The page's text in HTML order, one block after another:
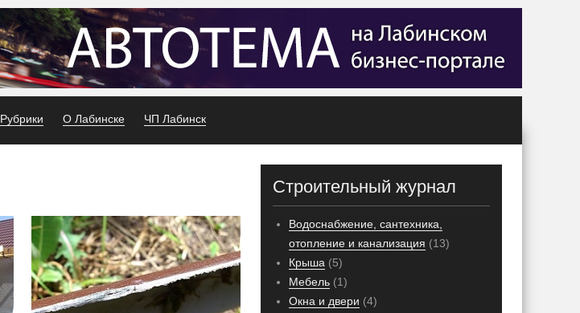
Рубрики О Лабинске ЧП Лабинск
Строительный журнал
Водоснабжение, сантехника,
отопление и канализация (13)
Крыша (5)
Мебель (1)
Окна и двери (4)